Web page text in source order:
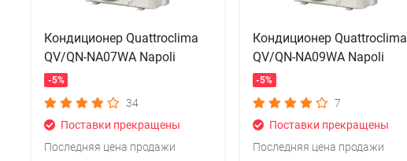
Кондиционер Quattroclima
QV/QN-NA07WA Napoli
-5%
34
Поставки прекращены
Последняя цена продажи
Кондиционер Quattroclima
QV/QN-NA09WA Napoli
-5%
7
Поставки прекращены
Последняя цена продажи